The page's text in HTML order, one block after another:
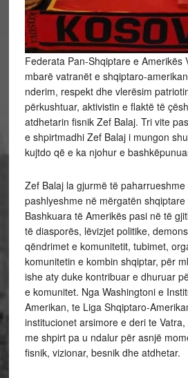
Federata Pan-Shqiptare e Amerikës
mbarë vatranët e shqiptaro-
nderim, respekt dhe vlerësim
përkushtuar, aktivistin e flaktë të
atdhetarin fisnik Zef Balaj. Tri vite
e shpirtmadhi Zef Balaj i mungon
kujtdo që e ka njohur e
Zef Balaj la gjurmë të
pashlyeshme në mërgatën
Bashkuara të Amerikës pasi në të
të diasporës, lëvizjet politike,
qëndrimet e komunitetit, tubimet,
komunitetin e kombin shqiptar, për
ishe aty duke kontribuar e dhuruar
e komunitet. Nga Washingtoni e
Amerikan, te Liga Shqiptaro-
institucionet arsimore e deri te
me shpirt pa u ndalur për asnjë
fisnik, vizionar, besnik dhe atdhetar.